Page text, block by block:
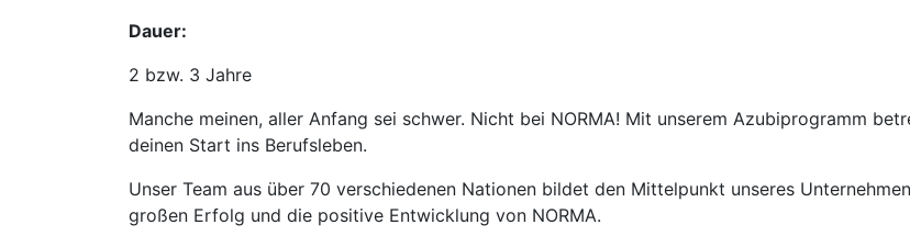
Dauer:
2 bzw. 3 Jahre
Manche meinen, aller Anfang sei schwer. Nicht bei NORMA! Mit unserem Azubiprogramm
deinen Start ins Berufsleben.
Unser Team aus über 70 verschiedenen Nationen bildet den Mittelpunkt unseres
großen Erfolg und die positive Entwicklung von NORMA.